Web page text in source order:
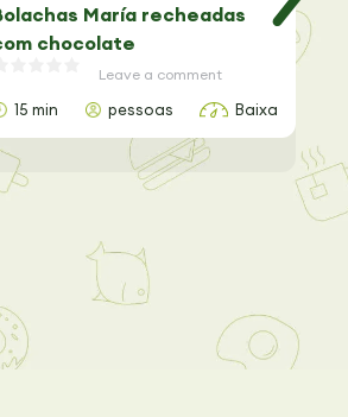
María recheadas
chocolate
Leave a comment
15 min pessoas Baixa